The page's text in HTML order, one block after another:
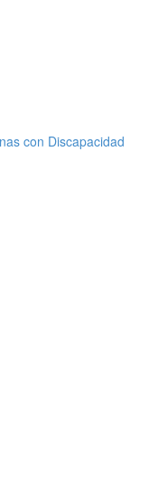
con Discapacidad